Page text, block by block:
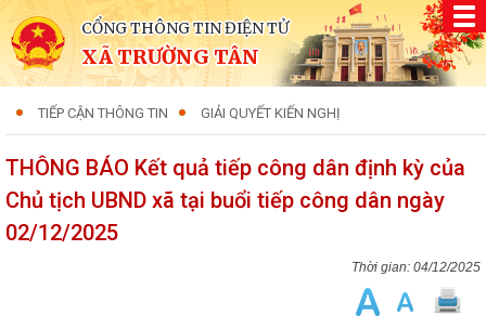
CỔNG THÔNG TIN ĐIỆN TỬ
XÃ TRƯỜNG TÂN
TIẾP CẬN THÔNG TIN GIẢI QUYẾT KIẾN NGHỊ
THÔNG BÁO Kết quả tiếp công dân định kỳ của
Chủ tịch UBND xã tại buổi tiếp công dân ngày
02/12/2025
04/12/2025